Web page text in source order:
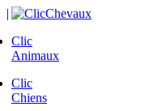
|
Clic
Animaux
Clic
Chiens